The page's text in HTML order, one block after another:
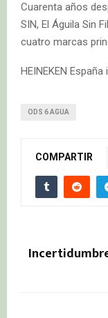
Cuarenta años
SIN, El Águila Sin
cuatro marcas
HEINEKEN
ODS 6 AGUA
COMPARTIR